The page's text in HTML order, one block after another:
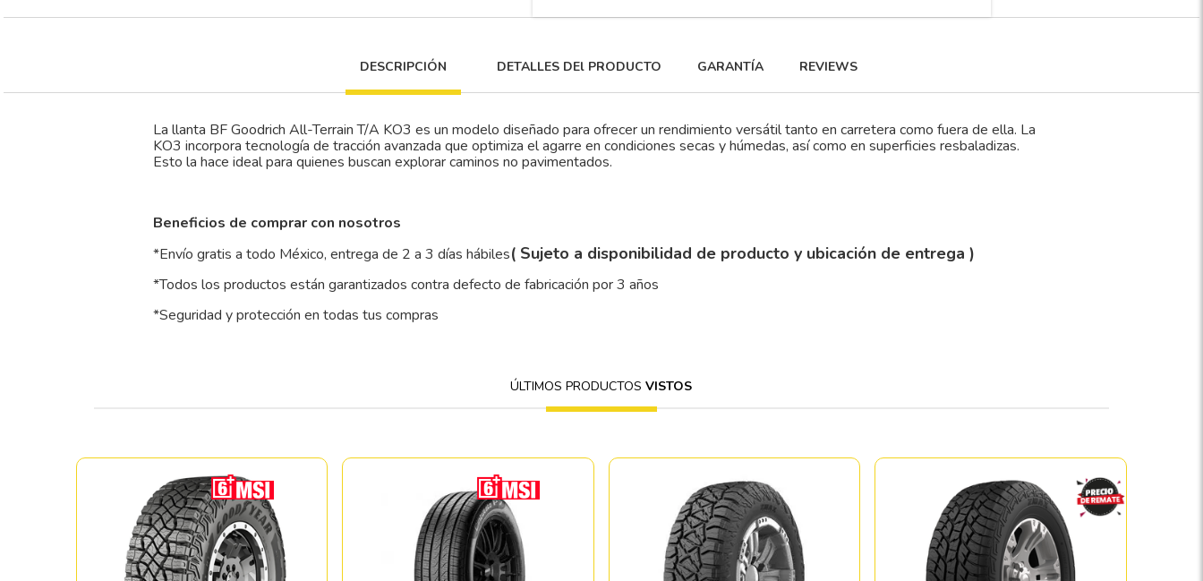
DESCRIPCIÓN DETALLES DEl PRODUCTO GARANTÍA REVIEWS
La llanta BF Goodrich All-Terrain T/A KO3 es un modelo diseñado para ofrecer un rendimiento versátil tanto en carretera como fuera de ella. La
KO3 incorpora tecnología de tracción avanzada que optimiza el agarre en condiciones secas y húmedas, así como en superficies resbaladizas.
Esto la hace ideal para quienes buscan explorar caminos no pavimentados.
Beneficios de comprar con nosotros
*Envío gratis a todo México, entrega de 2 a 3 días hábiles( Sujeto a disponibilidad de producto y ubicación de entrega )
*Todos los productos están garantizados contra defecto de fabricación por 3 años
*Seguridad y protección en todas tus compras
ÚLTIMOS PRODUCTOSVISTOS